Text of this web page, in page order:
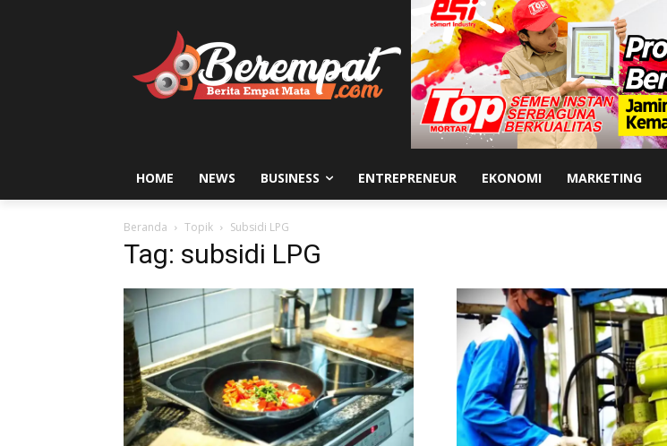
HOME NEWS BUSINESS ENTREPRENEUR EKONOMI MARKETING
Beranda Topik Subsidi LPG
Tag: subsidi LPG